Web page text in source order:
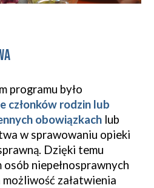
programu było
członków rodzin lub
obowiązkach lub
w sprawowaniu opieki
Dzięki temu
niepełnosprawnych
załatwienia